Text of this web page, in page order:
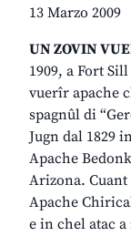
13 Marzo 2009
UN ZOVIN
1909, a Fort
vuerîr apache
spagnûl di
Jugn dal 1829
Apache
Arizona. Cuant
Apache
e in chel atac